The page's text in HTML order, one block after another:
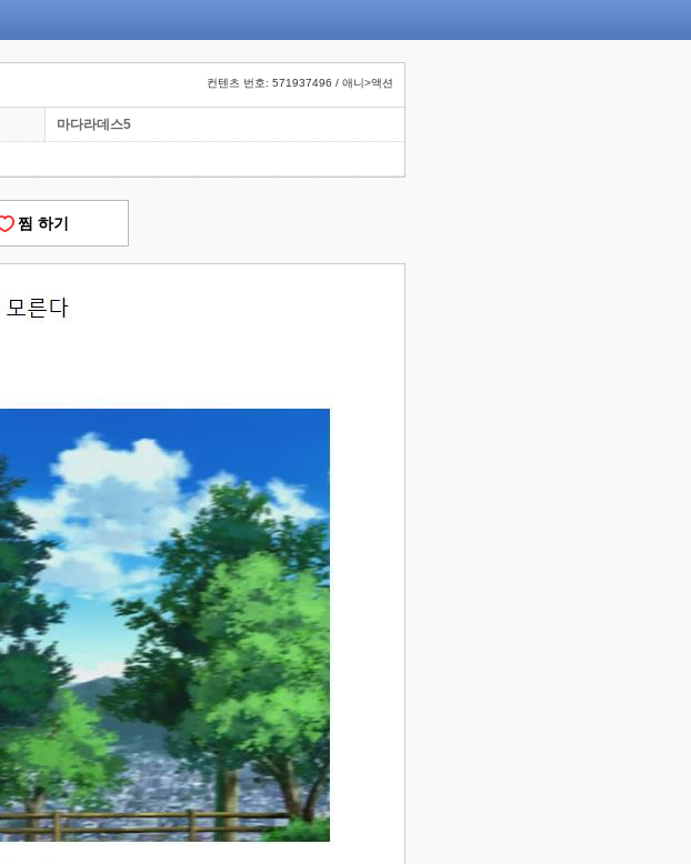
컨텐츠 번호: 571937496 / 애니>액션
마다라데스5
찜 하기